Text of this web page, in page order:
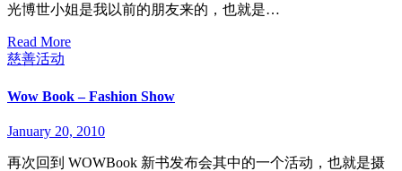
光博世小姐是我以前的朋友来的，也就是…
Read More
慈善活动
Wow Book – Fashion Show
January 20, 2010
再次回到 WOWBook 新书发布会其中的一个活动，也就是摄